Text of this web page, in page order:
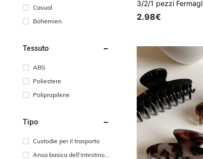
Casual
Bohemien
Tessuto
ABS
Poliestere
Polipropilene
Tipo
Custodie per il trasporto
Ansa basica dell'intestino c
2.98€